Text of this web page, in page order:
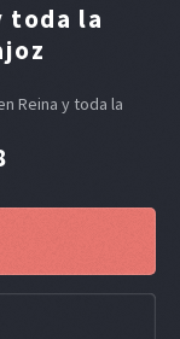
toda la
Reina y toda la